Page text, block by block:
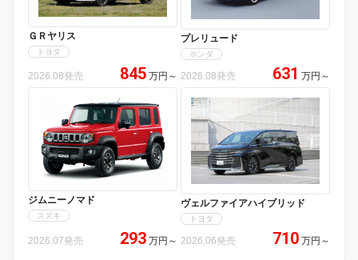
ＧＲヤリス
トヨタ
2026.08発売 845 万円 ～
プレリュード
ホンダ
2026.08発売 631 万円 ～
ジムニーノマド
スズキ
2026.07発売 293 万円 ～
ヴェルファイアハイブリッド
トヨタ
2026.06発売 710 万円 ～